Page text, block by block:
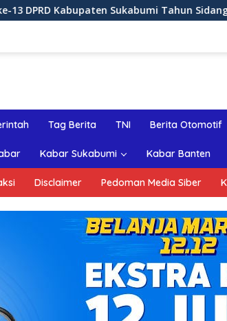
Tahun Sidang 2026 Rapat
Tag Berita TNI Berita Otomotif
Kabar Sukabumi Kabar Banten
Disclaimer Pedoman Media Siber